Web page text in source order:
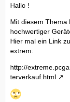
Hallo !
Mit diesem Thema
hochwertiger
Hier mal ein Link
extrem:
http://
terverkauf.html